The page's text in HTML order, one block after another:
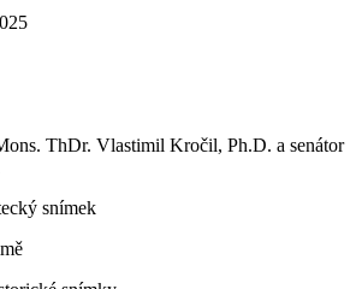
ThDr. Vlastimil Kročil, Ph.D. a senátor
snímek